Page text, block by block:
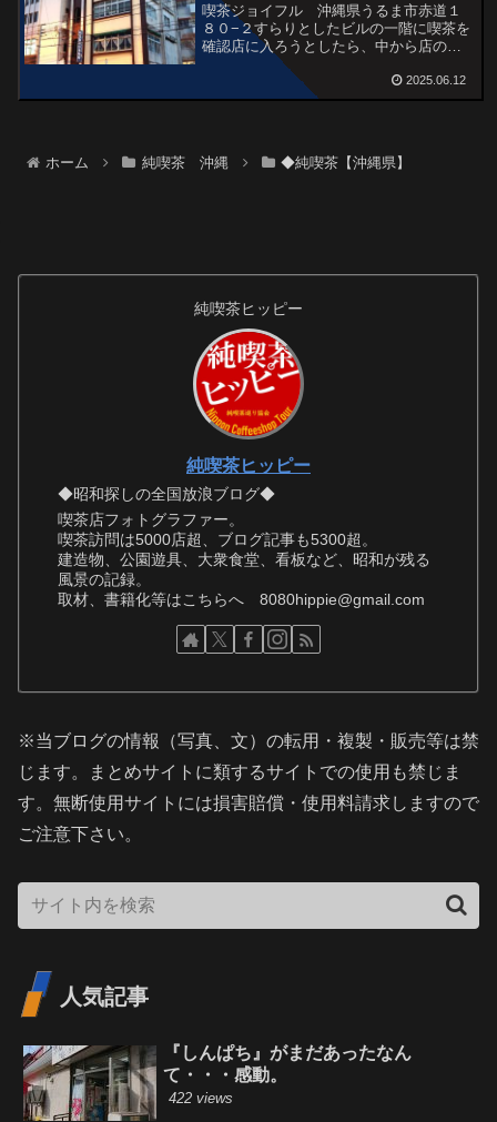
喫茶ジョイフル 沖縄県うるま市赤道１
８０−２すらりとしたビルの一階に喫茶を
確認店に入ろうとしたら、中から店の方
がなにやらぼくのほうをみてハッ!として
いる。「申し訳ございません、強風でド
アが割れてしまい、今日は営業できなく
2025.06.12
ホーム 純喫茶 沖縄 ◆純喫茶【沖縄県】
純喫茶ヒッピー
純喫茶ヒッピー
◆昭和探しの全国放浪ブログ◆
喫茶店フォトグラファー。
喫茶訪問は5000店超、ブログ記事も5300超。
建造物、公園遊具、大衆食堂、看板など、昭和が残る
風景の記録。
取材、書籍化等はこちらへ 8080hippie@gmail.com
※当ブログの情報（写真、文）の転用・複製・販売等は禁
じます。まとめサイトに類するサイトでの使用も禁じま
す。無断使用サイトには損害賠償・使用料請求しますので
ご注意下さい。
人気記事
『しんぱち』がまだあったなん
て・・・感動。
422 views